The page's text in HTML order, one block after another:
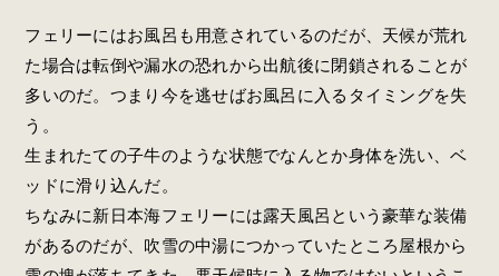
フェリーにはお風呂も用意されているのだが、天候が荒れ
た場合は転倒や漏水の恐れから出航後に閉鎖されることが
多いのだ。つまり今を逃せばお風呂に入るタイミングを失
う。
生まれたての子牛のような状態でなんとか身体を洗い、ベ
ッドに滑り込んだ。
ちなみに新日本海フェリーには露天風呂という豪華な装備
があるのだが、吹雪の中湯につかっていたところ屋根から